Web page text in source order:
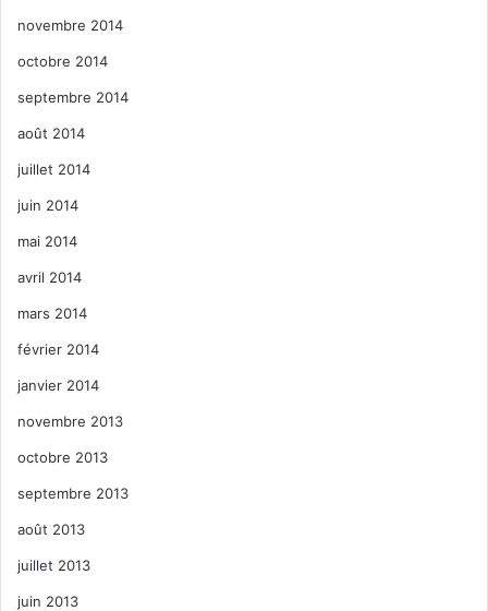
novembre 2014
octobre 2014
septembre 2014
août 2014
juillet 2014
juin 2014
mai 2014
avril 2014
mars 2014
février 2014
janvier 2014
novembre 2013
octobre 2013
septembre 2013
août 2013
juillet 2013
juin 2013